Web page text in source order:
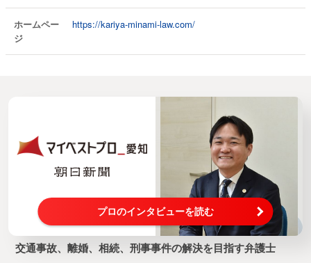
ホームペー
ジ
https://kariya-minami-law.com/
プロのインタビューを読む
交通事故、離婚、相続、刑事事件の解決を目指す弁護士